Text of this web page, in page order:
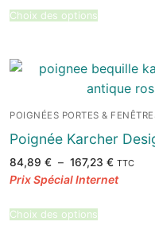
Choix des options
POIGNÉES PORTES &
Poignée Karcher
84,89 € – 167,23 €Plage
prix :
TTC
Choix des options